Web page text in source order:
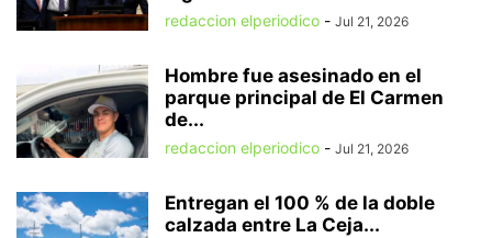
redaccion elperiodico - Jul 21, 2026
Hombre fue asesinado en el
parque principal de El Carmen
de...
redaccion elperiodico - Jul 21, 2026
Entregan el 100 % de la doble
calzada entre La Ceja...